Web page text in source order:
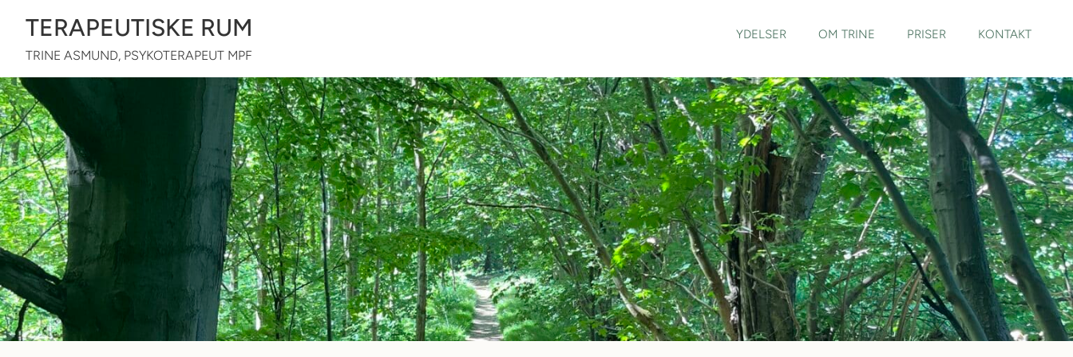
TERAPEUTISKE RUM
TRINE ASMUND, PSYKOTERAPEUT MPF
YDELSER OM TRINE PRISER KONTAKT